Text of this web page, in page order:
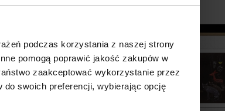
podczas korzystania z naszej strony
pomogą poprawić jakość zakupów w
zaakceptować wykorzystanie przez
swoich preferencji, wybierając opcję